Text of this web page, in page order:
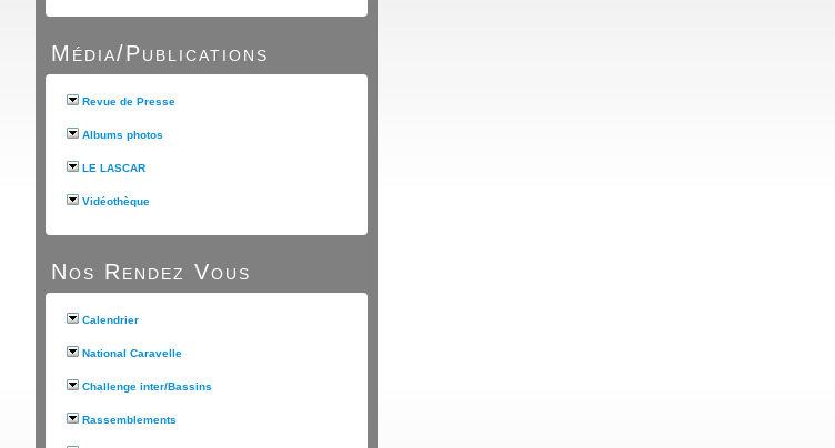
Média/Publications
Revue de Presse
Albums photos
LE LASCAR
Vidéothèque
Nos Rendez Vous
Calendrier
National Caravelle
Challenge inter/Bassins
Rassemblements